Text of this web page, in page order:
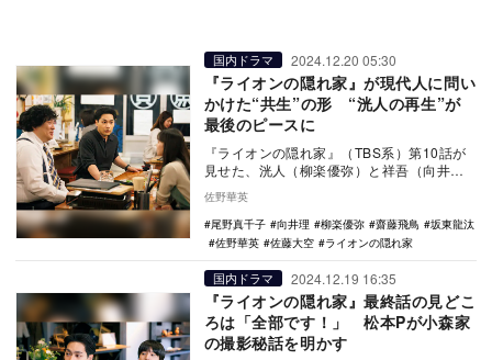
国内ドラマ 2024.12.20 05:30
『ライオンの隠れ家』が現代人に問い
かけた“共生”の形 “洸人の再生”が
最後のピースに
『ライオンの隠れ家』（TBS系）第10話が
見せた、洸人（柳楽優弥）と祥吾（向井
ひとつである…
佐野華英
尾野真千子
向井理 柳楽優弥 齋藤飛鳥
坂東龍汰
佐野華英
佐藤大空 ライオンの隠れ家
国内ドラマ 2024.12.19 16:35
『ライオンの隠れ家』最終話の見どこ
ろは「全部です！」 松本Pが小森家
の撮影秘話を明かす